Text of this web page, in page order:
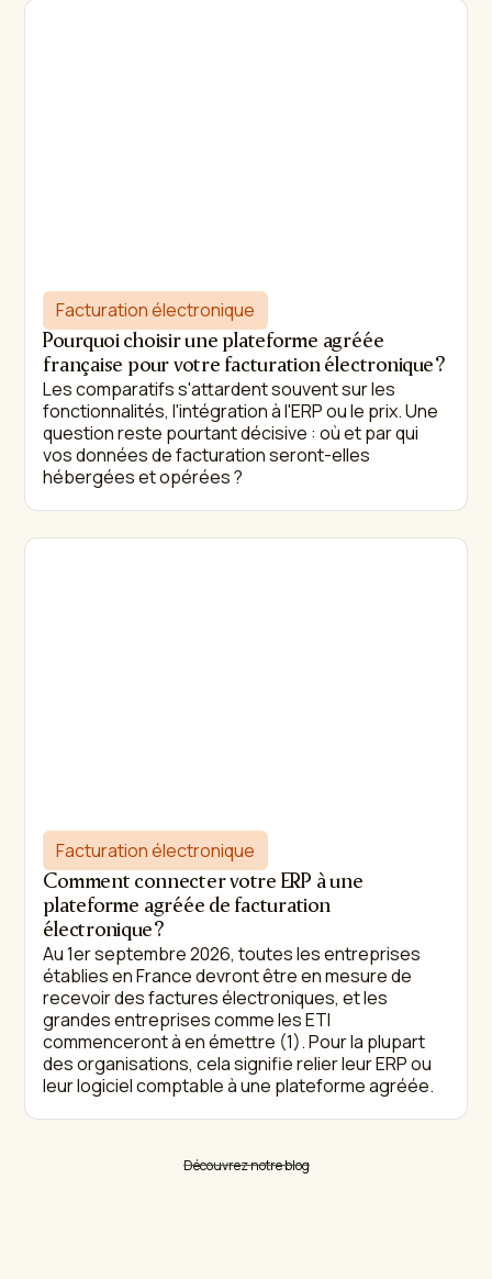
Facturation électronique
Pourquoi choisir une plateforme agréée
française pour votre facturation électronique ?
Les comparatifs s'attardent souvent sur les
fonctionnalités, l'intégration à l'ERP ou le prix. Une
question reste pourtant décisive : où et par qui
vos données de facturation seront-elles
hébergées et opérées ?
Facturation électronique
Comment connecter votre ERP à une
plateforme agréée de facturation
électronique ?
Au 1er septembre 2026, toutes les entreprises
établies en France devront être en mesure de
recevoir des factures électroniques, et les
grandes entreprises comme les ETI
commenceront à en émettre (1). Pour la plupart
des organisations, cela signifie relier leur ERP ou
leur logiciel comptable à une plateforme agréée.
Découvrez notre blog